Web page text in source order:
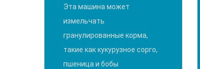
Эта машина может
измельчать
гранулированные корма,
такие как кукурузное сорго,
пшеница и бобы